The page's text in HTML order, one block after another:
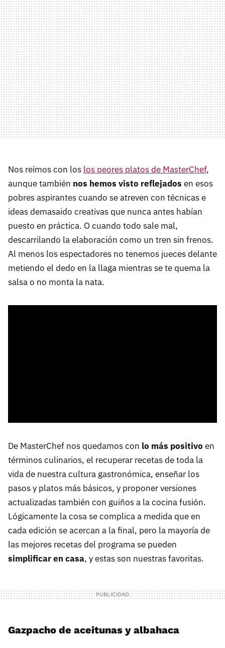
Nos reímos con los los peores platos de MasterChef,
aunque también nos hemos visto reflejados en esos
pobres aspirantes cuando se atreven con técnicas e
ideas demasaido creativas que nunca antes habían
puesto en práctica. O cuando todo sale mal,
descarrilando la elaboración como un tren sin frenos.
Al menos los espectadores no tenemos jueces delante
metiendo el dedo en la llaga mientras se te quema la
salsa o no monta la nata.
De MasterChef nos quedamos con lo más positivo en
términos culinarios, el recuperar recetas de toda la
vida de nuestra cultura gastronómica, enseñar los
pasos y platos más básicos, y proponer versiones
actualizadas también con guiños a la cocina fusión.
Lógicamente la cosa se complica a medida que en
cada edición se acercan a la final, pero la mayoría de
las mejores recetas del programa se pueden
simplificar en casa, y estas son nuestras favoritas.
Gazpacho de aceitunas y albahaca